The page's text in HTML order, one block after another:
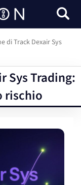
di Track Dexair Sys
Sys Trading:
rischio